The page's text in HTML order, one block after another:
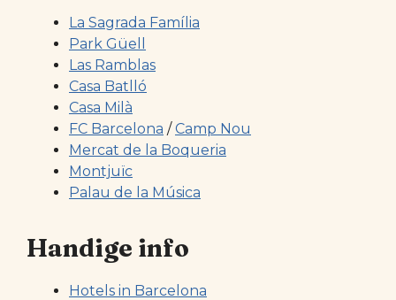
La Sagrada Família
Park Güell
Las Ramblas
Casa Batlló
Casa Milà
FC Barcelona /Camp Nou
Mercat de la Boqueria
Montjuïc
Palau de la Música
Handige info
Hotels in Barcelona